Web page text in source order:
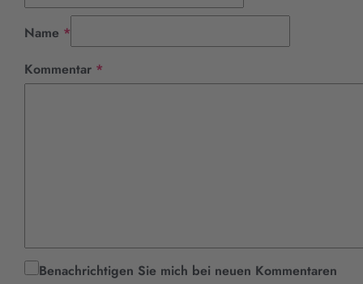
Name *
Kommentar *
Benachrichtigen Sie mich bei neuen Kommentaren